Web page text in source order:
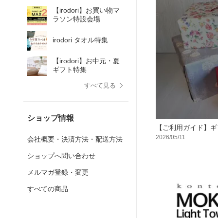
【irodori】お買い物マ
ラソン特設会場
irodori タオル特集
【irodori】お中元・夏
ギフト特集
すべて見る
ショップ情報
会社概要・決済方法・配送方法
ショップへ問い合わせ
メルマガ登録・変更
すべての商品
【ご利用ガイド】
2026/05/11